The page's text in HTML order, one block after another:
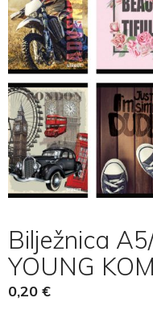
Bilježnica
YOUNG
0,20 €